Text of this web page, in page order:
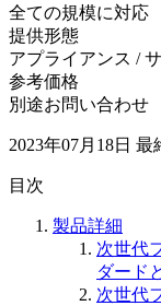
全ての規模に対応
提供形態
アプライアンス /
参考価格
別途お問い合わせ
2023年07月18日 最
目次
製品詳細
次世代
ダード
次世代